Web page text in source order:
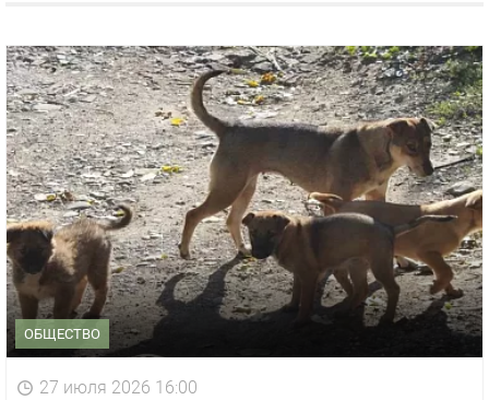
ОБЩЕСТВО
27 июля 2026 16:00